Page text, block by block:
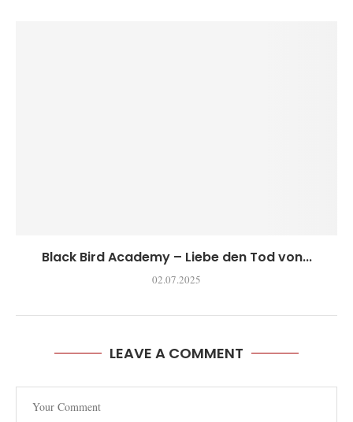
Black Bird Academy – Liebe den Tod von...
02.07.2025
LEAVE A COMMENT